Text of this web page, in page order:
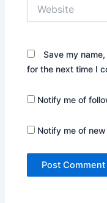
Save my
for the next time I
Notify me of
Notify me of